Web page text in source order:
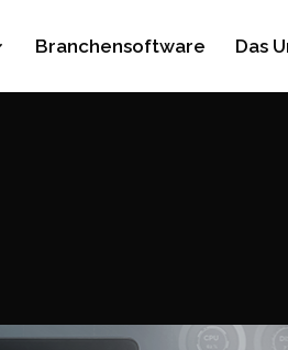
Branchensoftware Das